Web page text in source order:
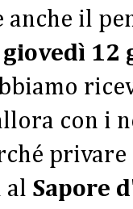
il
giovedì 12
con i
al Sapore